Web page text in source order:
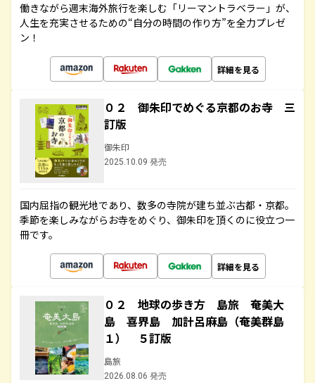
働きながら週末海外旅行を楽しむ「リーマントラベラー」が、
人生を充実させるための“自分の時間の作り方”を全力プレゼ
ン！
詳細を見る
０２ 御朱印でめぐる京都のお寺 三
訂版
御朱印
2025.10.09 発売
国内屈指の観光地であり、数多の寺院が建ち並ぶ古都・京都。
季節を楽しみながらお寺をめぐり、御朱印を頂くのに役立つ一
冊です。
詳細を見る
０２ 地球の歩き方 島旅 奄美大
島 喜界島 加計呂麻島（奄美群島
１） ５訂版
島旅
2026.08.06 発売